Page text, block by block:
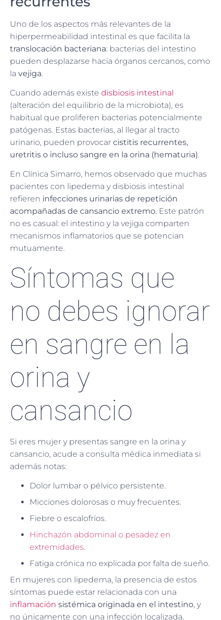
Uno de los aspectos más relevantes de la
hiperpermeabilidad intestinal es que facilita la
translocación bacteriana: bacterias del intestino
pueden desplazarse hacia órganos cercanos, como
la vejiga.
Cuando además existe disbiosis intestinal
(alteración del equilibrio de la microbiota), es
habitual que proliferen bacterias potencialmente
patógenas. Estas bacterias, al llegar al tracto
urinario, pueden provocar cistitis recurrentes,
uretritis o incluso sangre en la orina (hematuria).
En Clínica Simarro, hemos observado que muchas
pacientes con lipedema y disbiosis intestinal
refieren infecciones urinarias de repetición
acompañadas de cansancio extremo. Este patrón
no es casual: el intestino y la vejiga comparten
mecanismos inflamatorios que se potencian
mutuamente.
Síntomas que
no debes ignorar
en sangre en la
orina y
cansancio
Si eres mujer y presentas sangre en la orina y
cansancio, acude a consulta médica inmediata si
además notas:
Dolor lumbar o pélvico persistente.
Micciones dolorosas o muy frecuentes.
Fiebre o escalofríos.
Hinchazón abdominal o pesadez en
extremidades.
Fatiga crónica no explicada por falta de sueño.
En mujeres con lipedema, la presencia de estos
síntomas puede estar relacionada con una
inflamación sistémica originada en el intestino, y
no únicamente con una infección localizada.